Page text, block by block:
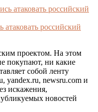
российский
проектом. На этом
покупают, ни какие
собой ленту
yandex.ru, newsru.com и
искажения,
новостей